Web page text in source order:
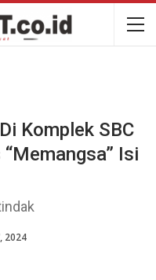
Komplek SBC
Isi
2024